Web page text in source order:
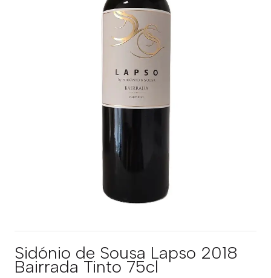
Sidónio de Sousa Lapso 2018
Bairrada Tinto 75cl